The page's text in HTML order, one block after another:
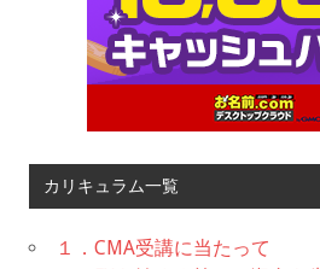
カリキュラム一覧
１．CMA受講に当たって